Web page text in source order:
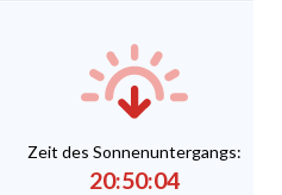
Zeit des Sonnenuntergangs:
20:50:04